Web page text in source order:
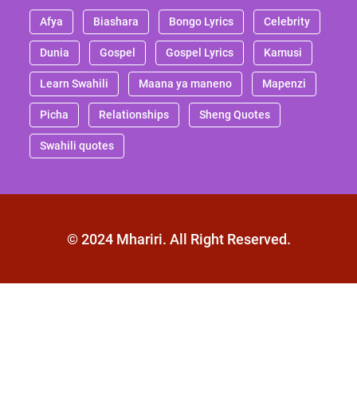
Afya Biashara Bongo Lyrics Celebrity
Dunia Gospel Gospel Lyrics Kamusi
Learn Swahili Maana ya maneno Mapenzi
Picha Relationships Sheng Quotes
Swahili quotes
© 2024 Mhariri. All Right Reserved.